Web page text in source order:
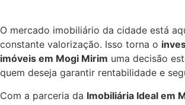
O mercado imobiliário da cidade está
constante valorização. Isso torna o
imóveis em Mogi Mirim uma decisão
quem deseja garantir rentabilidade e
Com a parceria da Imobiliária Ideal em